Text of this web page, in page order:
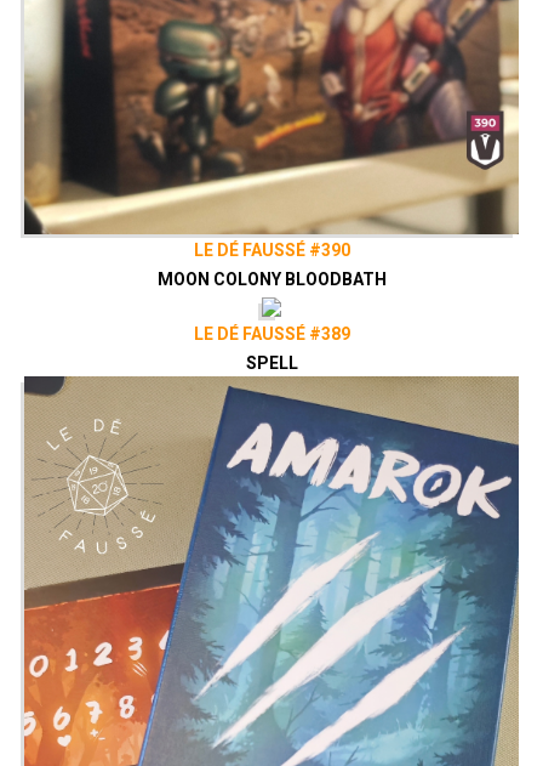
LE DÉ FAUSSÉ #390
MOON COLONY BLOODBATH
LE DÉ FAUSSÉ #389
SPELL